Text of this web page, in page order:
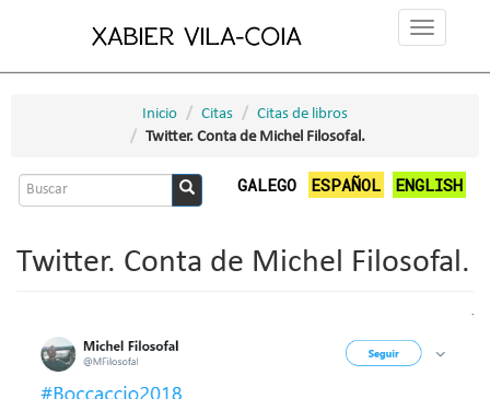
Toggle
Inicio Citas
Citas de libros
Twitter. Conta de Michel Filosofal.
Formulario
busca
GALEGO ESPAÑOL ENGLISH
Twitter. Conta de Michel Filosofal.